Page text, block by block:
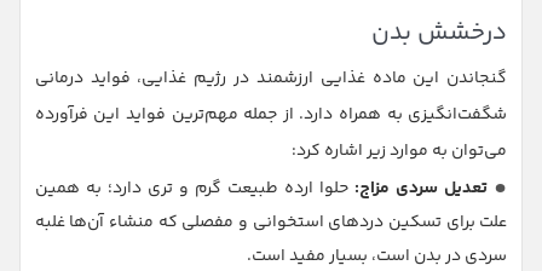
درخشش بدن
گنجاندن این ماده غذایی ارزشمند در رژیم غذایی، فواید درمانی
شگفت‌انگیزی به همراه دارد. از جمله مهم‌ترین فواید این فرآورده
می‌توان به موارد زیر اشاره کرد:
تعدیل سردی مزاج: حلوا ارده طبیعت گرم و تری دارد؛ به همین
علت برای تسکین دردهای استخوانی و مفصلی که منشاء آن‌ها غلبه
سردی در بدن است، بسیار مفید است.